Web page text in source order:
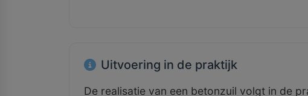
Uitvoering in de praktijk
De realisatie van een betonzuil volgt in de